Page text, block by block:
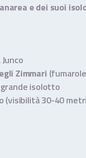
e dei suoi
Zimmari
isolotto
(visibilità 30-40